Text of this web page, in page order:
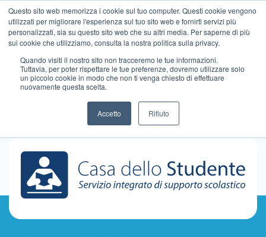
Questo sito web memorizza i cookie sul tuo computer. Questi cookie vengono
utilizzati per migliorare l'esperienza sul tuo sito web e fornirti servizi più
personalizzati, sia su questo sito web che su altri media. Per saperne di più
sui cookie che utilizziamo, consulta la nostra politica sulla privacy.
Quando visiti il ​​nostro sito non tracceremo le tue informazioni.
Tuttavia, per poter rispettare le tue preferenze, dovremo utilizzare solo
un piccolo cookie in modo che non ti venga chiesto di effettuare
nuovamente questa scelta.
Accetto Rifiuto